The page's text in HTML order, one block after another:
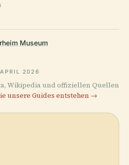
Museum
APRIL 2026
Wikipedia und offiziellen Quellen
unsere Guides entstehen →